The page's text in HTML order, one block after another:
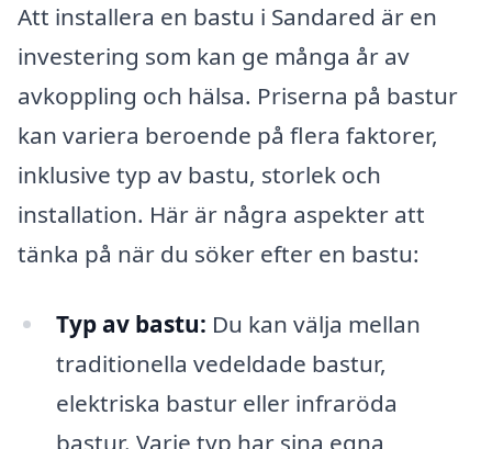
Att installera en bastu i Sandared är en
investering som kan ge många år av
avkoppling och hälsa. Priserna på bastur
kan variera beroende på flera faktorer,
inklusive typ av bastu, storlek och
installation. Här är några aspekter att
tänka på när du söker efter en bastu:
Typ av bastu: Du kan välja mellan
traditionella vedeldade bastur,
elektriska bastur eller infraröda
bastur. Varje typ har sina egna